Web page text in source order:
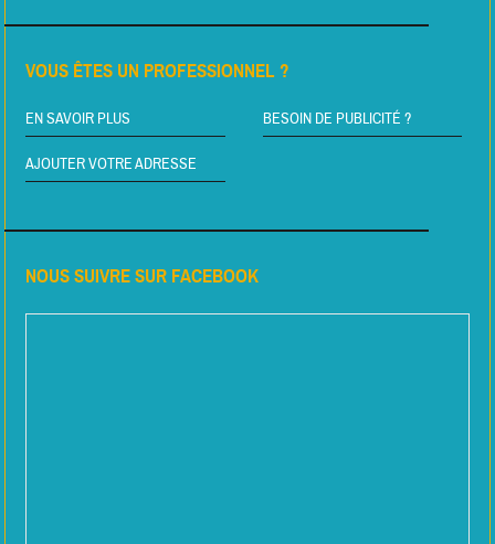
VOUS ÊTES UN PROFESSIONNEL ?
EN SAVOIR PLUS BESOIN DE PUBLICITÉ ?
AJOUTER VOTRE ADRESSE
NOUS SUIVRE SUR FACEBOOK